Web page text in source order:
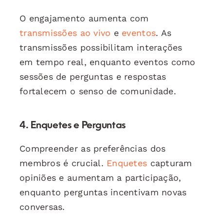
O engajamento aumenta com
transmissões ao vivo e eventos. As
transmissões possibilitam interações
em tempo real, enquanto eventos como
sessões de perguntas e respostas
fortalecem o senso de comunidade.
4. Enquetes e Perguntas
Compreender as preferências dos
membros é crucial. Enquetes capturam
opiniões e aumentam a participação,
enquanto perguntas incentivam novas
conversas.